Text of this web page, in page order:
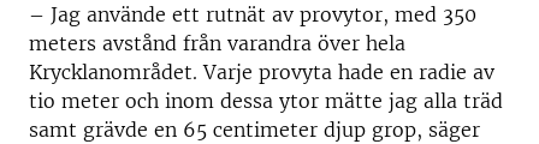
– Jag använde ett rutnät av provytor, med 350
meters avstånd från varandra över hela
Krycklanområdet. Varje provyta hade en radie av
tio meter och inom dessa ytor mätte jag alla träd
samt grävde en 65 centimeter djup grop, säger